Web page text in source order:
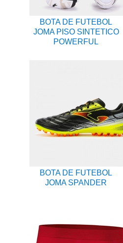
BOTA DE FUTEBOL
JOMA PISO SINTETICO
POWERFUL
BOTA DE FUTEBOL
JOMA SPANDER